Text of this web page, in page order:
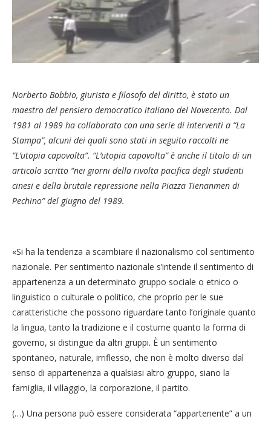
Norberto Bobbio, giurista e filosofo del diritto, è stato un
maestro del pensiero democratico italiano del Novecento. Dal
1981 al 1989 ha collaborato con una serie di interventi a “La
Stampa”, alcuni dei quali sono stati in seguito raccolti ne
“L’utopia capovolta”. “L’utopia capovolta” è anche il titolo di un
articolo scritto “nei giorni della rivolta pacifica degli studenti
cinesi e della brutale repressione nella Piazza Tienanmen di
Pechino” del giugno del 1989.
«Si ha la tendenza a scambiare il nazionalismo col sentimento
nazionale. Per sentimento nazionale s’intende il sentimento di
appartenenza a un determinato gruppo sociale o etnico o
linguistico o culturale o politico, che proprio per le sue
caratteristiche che possono riguardare tanto l’originale quanto
la lingua, tanto la tradizione e il costume quanto la forma di
governo, si distingue da altri gruppi. È un sentimento
spontaneo, naturale, irriflesso, che non è molto diverso dal
senso di appartenenza a qualsiasi altro gruppo, siano la
famiglia, il villaggio, la corporazione, il partito.
(…) Una persona può essere considerata “appartenente” a un